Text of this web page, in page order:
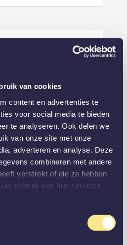
van cookies
content en advertenties te
voor social media te bieden
te analyseren. Ook delen we
van onze site met onze
adverteren en analyse. Deze
combineren met andere
verstrekt of die ze hebben
gebruik van hun services.
hoekwand met...